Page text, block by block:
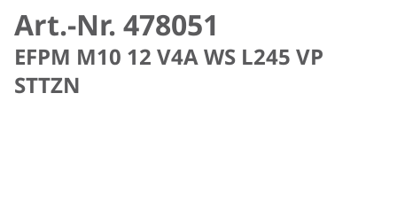
Art.-Nr. 478051
EFPM M10 12 V4A WS L245 VP
STTZN